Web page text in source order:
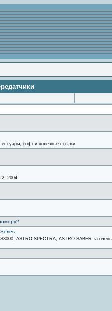
софт и полезные ссылки
2004
ASTRO SPECTRA, ASTRO SABER за очень